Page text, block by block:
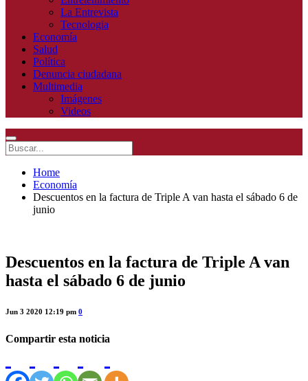
La Entrevista
Tecnologia
Economía
Salud
Política
Denuncia ciudadana
Multimedia
Imágenes
Videos
Home
Economía
Descuentos en la factura de Triple A van hasta el sábado 6 de
junio
Descuentos en la factura de Triple A van
hasta el sábado 6 de junio
Jun 3 2020 12:19 pm 0
Compartir esta noticia